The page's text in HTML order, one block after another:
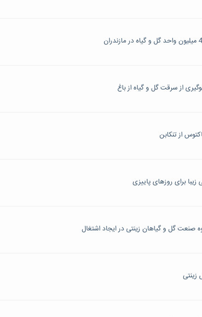
از تنکابن
برای روزهای پاییزی
صنعت گل و گیاهان زینتی در ایجاد اشتغال
زینتی